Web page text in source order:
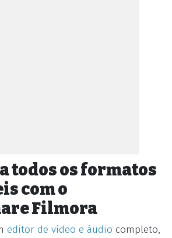
todos os formatos
com o
Filmora
editor de vídeo e áudio completo,